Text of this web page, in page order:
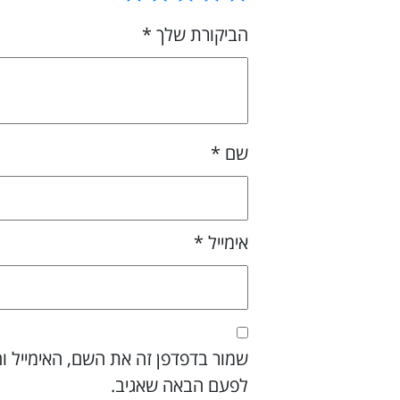
הביקורת שלך *
שם *
אימייל *
שמור בדפדפן זה את השם, האימייל
לפעם הבאה שאגיב.